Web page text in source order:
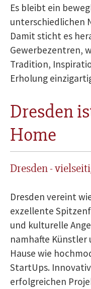
Es bleibt ein
unterschiedlichen
Damit sticht es
Gewerbezentren,
Tradition,
Erholung
Dresden
Home
Dresden -
Dresden vereint
exzellente
und kulturelle
namhafte Künstler
Hause wie
StartUps.
erfolgreichen